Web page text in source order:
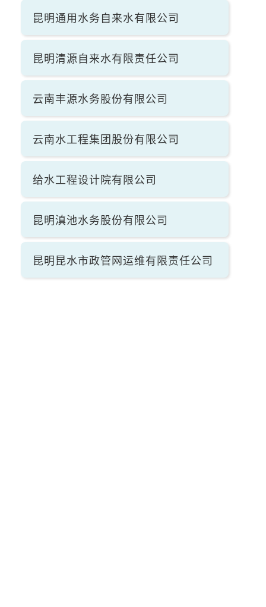
昆明通用水务自来水有限公司
昆明清源自来水有限责任公司
云南丰源水务股份有限公司
云南水工程集团股份有限公司
给水工程设计院有限公司
昆明滇池水务股份有限公司
昆明昆水市政管网运维有限责任公司